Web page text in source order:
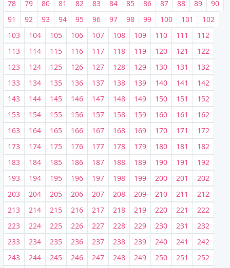
78
79 80 81 82 83 84 85 86 87 88 89
90
91
92 93 94 95 96 97 98 99 100 101
102
103
104 105 106 107 108 109 110 111
112
113
114 115 116 117 118 119 120 121
122
123
124 125 126 127 128 129 130 131
132
133
134 135 136 137 138 139 140 141
142
143
144 145 146 147 148 149 150 151
152
153
154 155 156 157 158 159 160 161
162
163
164 165 166 167 168 169 170 171
172
173
174 175 176 177 178 179 180 181
182
183
184 185 186 187 188 189 190 191
192
193
194 195 196 197 198 199 200 201
202
203
204 205 206 207 208 209 210 211
212
213
214 215 216 217 218 219 220 221
222
223
224 225 226 227 228 229 230 231
232
233
234 235 236 237 238 239 240 241
242
243
244 245 246 247 248 249 250 251
252